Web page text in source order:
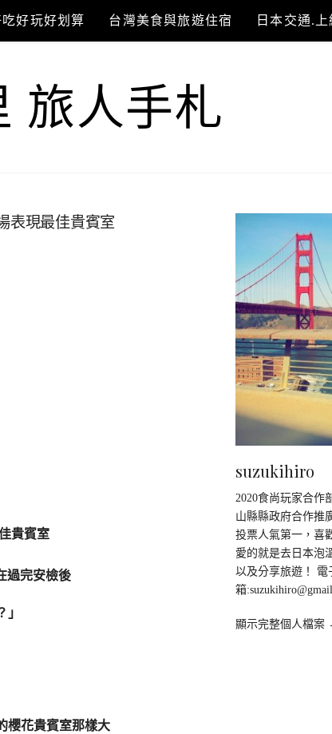
好玩好划算 台灣美食與旅遊住宿 日本交通.
旅人手札
表現最佳貴賓室
過完安檢後
櫻花貴賓室那樣大
suzukihiro
2020食尚玩家合作
山縣縣政府合作推
投票人氣第一，喜
愛的就是去日本泡
以及分享旅遊！ 電
箱:
顯示完整個人檔案